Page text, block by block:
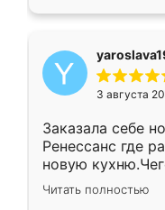
3 августа
Заказала себе
Ренессанс где
новую
вполне
два года,
Читать полностью